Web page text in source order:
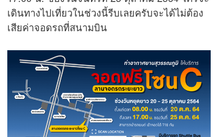
เดินทางไปเที่ยวในช่วงนี้รีบเลยครับจะได้ไม่ต้อง
เสียค่าจอดรถที่สนามบิน